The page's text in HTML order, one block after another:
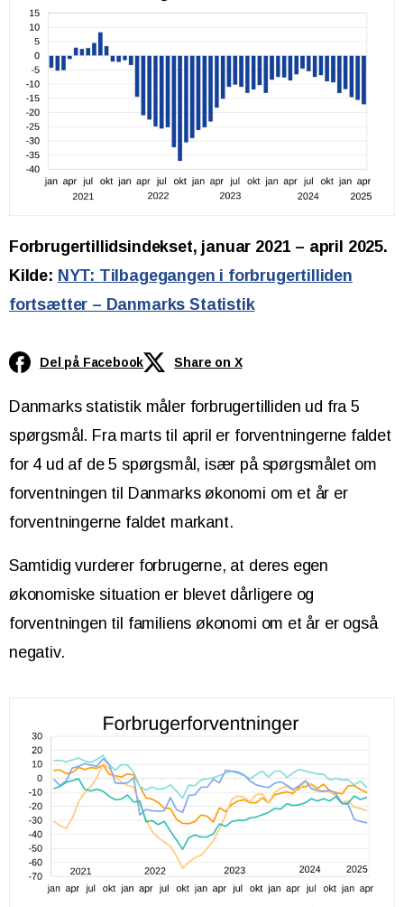
Forbrugertillidsindekset, januar 2021 – april 2025.
Kilde: NYT: Tilbagegangen i forbrugertilliden
fortsætter – Danmarks Statistik
Del på Facebook Share on X
Danmarks statistik måler forbrugertilliden ud fra 5
spørgsmål. Fra marts til april er forventningerne faldet
for 4 ud af de 5 spørgsmål, især på spørgsmålet om
forventningen til Danmarks økonomi om et år er
forventningerne faldet markant.
Samtidig vurderer forbrugerne, at deres egen
økonomiske situation er blevet dårligere og
forventningen til familiens økonomi om et år er også
negativ.